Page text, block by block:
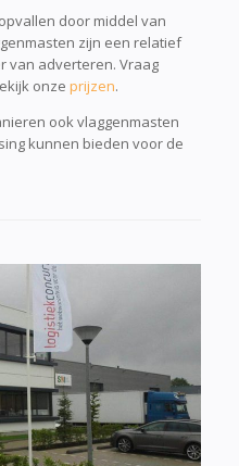
door middel van
zijn een relatief
van adverteren. Vraag
onze prijzen.
ook vlaggenmasten
kunnen bieden voor de